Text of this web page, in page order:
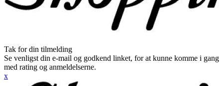
Tak for din tilmelding
Se venligst din e-mail og godkend linket, for at kunne komme i gang
med rating og anmeldelserne.
x